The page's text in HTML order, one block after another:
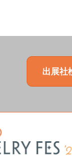
ンFES
出展